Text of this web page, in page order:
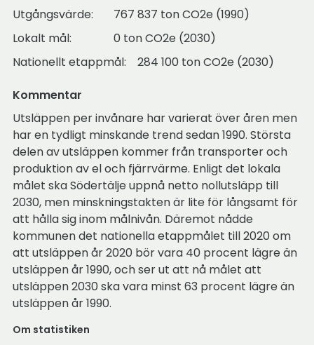
Utgångsvärde:
767 837 ton CO2e (1990)
Lokalt mål:
0 ton CO2e (2030)
Nationellt etappmål:
284 100 ton CO2e (2030)
Kommentar
Utsläppen per invånare har varierat över åren men
har en tydligt minskande trend sedan 1990. Största
delen av utsläppen kommer från transporter och
produktion av el och fjärrvärme. Enligt det lokala
målet ska Södertälje uppnå netto nollutsläpp till
2030, men minskningstakten är lite för långsamt för
att hålla sig inom målnivån. Däremot nådde
kommunen det nationella etappmålet till 2020 om
att utsläppen år 2020 bör vara 40 procent lägre än
utsläppen år 1990, och ser ut att nå målet att
utsläppen 2030 ska vara minst 63 procent lägre än
utsläppen år 1990.
Om statistiken